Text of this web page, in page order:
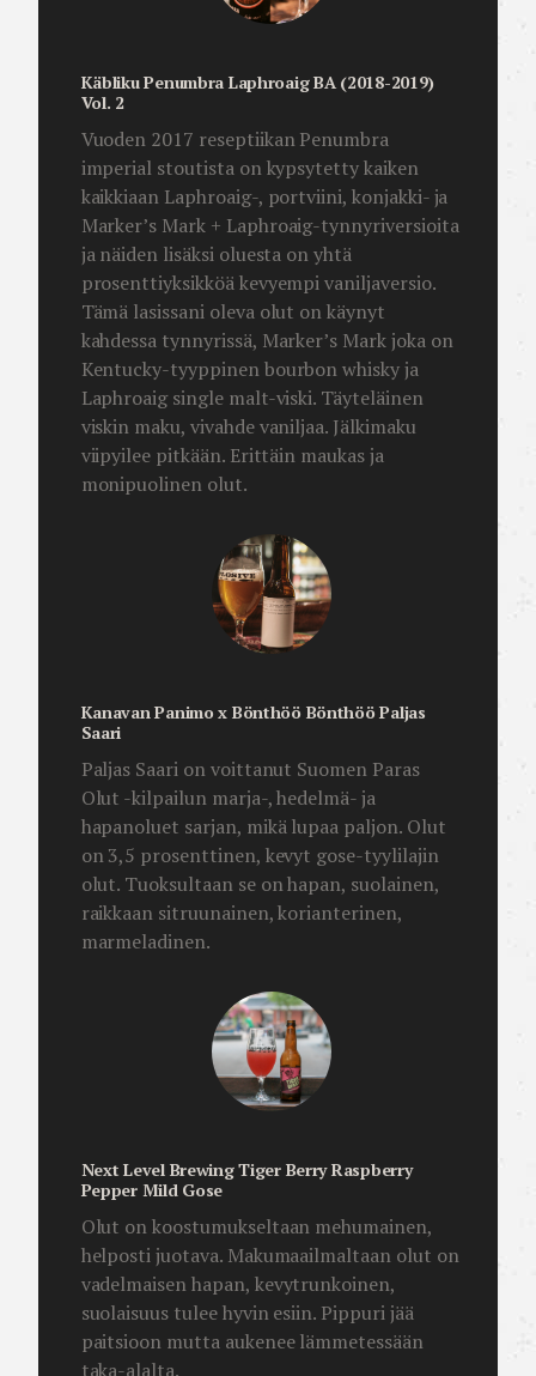
Käbliku Penumbra Laphroaig BA (2018-2019)
Vol. 2
Vuoden 2017 reseptiikan Penumbra
imperial stoutista on kypsytetty kaiken
kaikkiaan Laphroaig-, portviini, konjakki- ja
Marker’s Mark + Laphroaig-tynnyriversioita
ja näiden lisäksi oluesta on yhtä
prosenttiyksikköä kevyempi vaniljaversio.
Tämä lasissani oleva olut on käynyt
kahdessa tynnyrissä, Marker’s Mark joka on
Kentucky-tyyppinen bourbon whisky ja
Laphroaig single malt-viski. Täyteläinen
viskin maku, vivahde vaniljaa. Jälkimaku
viipyilee pitkään. Erittäin maukas ja
monipuolinen olut.
Kanavan Panimo x Bönthöö Bönthöö Paljas
Saari
Paljas Saari on voittanut Suomen Paras
Olut -kilpailun marja-, hedelmä- ja
hapanoluet sarjan, mikä lupaa paljon. Olut
on 3,5 prosenttinen, kevyt gose-tyylilajin
olut. Tuoksultaan se on hapan, suolainen,
raikkaan sitruunainen, korianterinen,
marmeladinen.
Next Level Brewing Tiger Berry Raspberry
Pepper Mild Gose
Olut on koostumukseltaan mehumainen,
helposti juotava. Makumaailmaltaan olut on
vadelmaisen hapan, kevytrunkoinen,
suolaisuus tulee hyvin esiin. Pippuri jää
paitsioon mutta aukenee lämmetessään
taka-alalta.